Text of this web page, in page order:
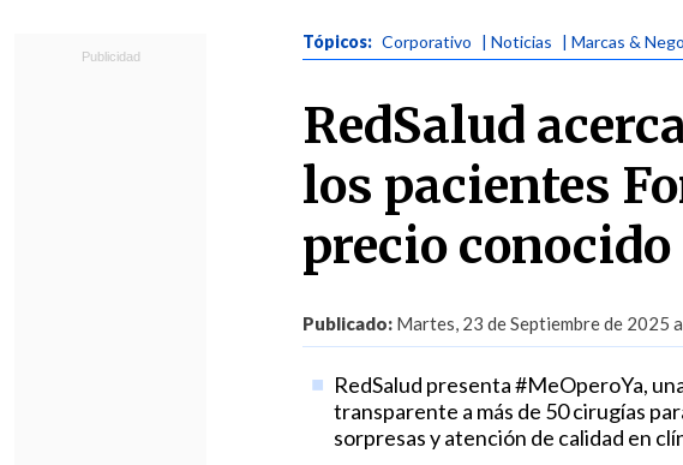
Tópicos: Corporativo | Noticias | Marcas &
RedSalud
los pacientes
precio conocido
Publicado: Martes, 23 de Septiembre de 2025
RedSalud presenta #MeOperoYa,
transparente a más de 50 cirugías
sorpresas y atención de calidad en